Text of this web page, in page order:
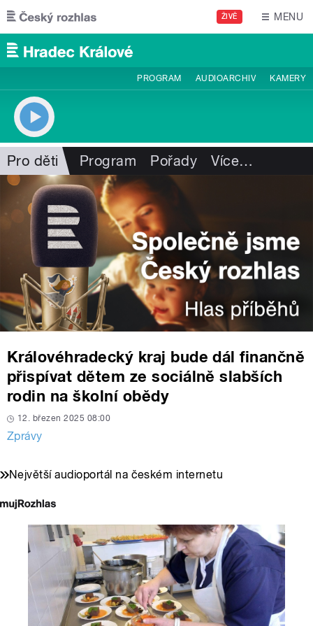
Přejít k hlavnímu obsahu
ŽIVĚ MENU
PROGRAM AUDIOARCHIV KAMERY
Pro děti Program Pořady Více…
Královéhradecký kraj bude dál finančně
přispívat dětem ze sociálně slabších
rodin na školní obědy
12. březen 2025 08:00
Zprávy
Největší audioportál na českém internetu